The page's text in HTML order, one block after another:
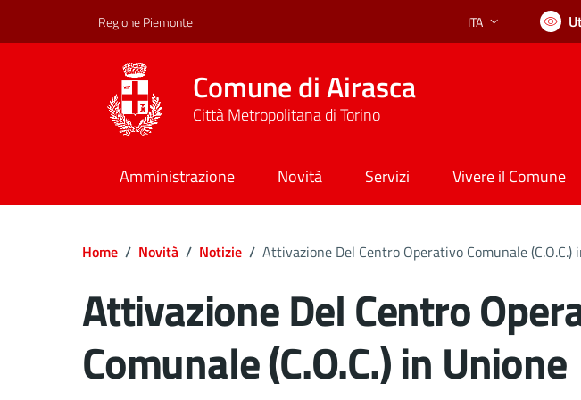
Regione Piemonte Lingua attiva:
ITA
Comune di Airasca
Città Metropolitana di Torino
Amministrazione Novità Servizi Vivere il Comune
Home / Novità / Notizie / Attivazione Del Centro Operativo Comunale (C.O.C.)
Attivazione Del Centro
Comunale (C.O.C.) in Unione